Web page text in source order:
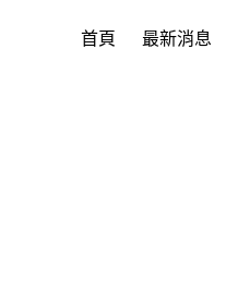
首頁 最新消息